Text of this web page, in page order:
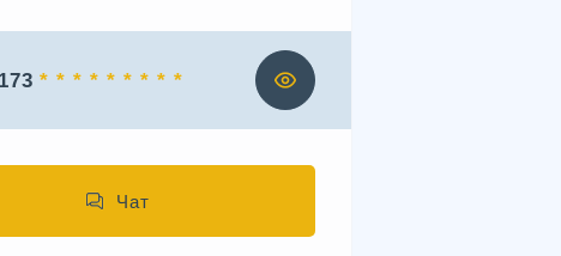
173 * * * * * * * * *
Чат